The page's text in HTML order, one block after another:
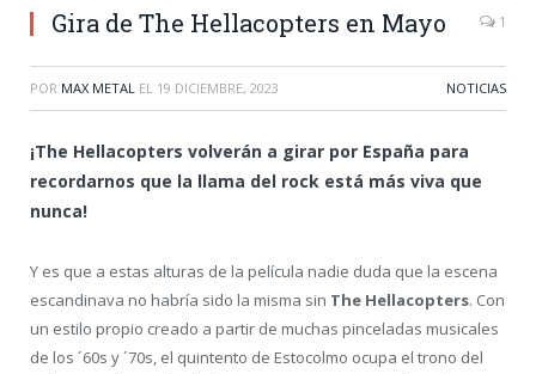
Gira de The Hellacopters en Mayo 1
POR MAX METAL EL 19 DICIEMBRE, 2023 NOTICIAS
¡The Hellacopters volverán a girar por España para
recordarnos que la llama del rock está más viva que
nunca!
Y es que a estas alturas de la película nadie duda que la escena
escandinava no habría sido la misma sin The Hellacopters. Con
un estilo propio creado a partir de muchas pinceladas musicales
de los ´60s y ´70s, el quintento de Estocolmo ocupa el trono del